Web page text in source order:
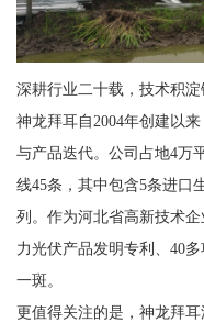
深耕行业二十载，技术积
神龙拜耳自2004年创建以
与产品迭代。公司占地4万
线45条，其中包含5条进口
列。作为河北省高新技术
力光伏产品发明专利、40
一斑。
更值得关注的是，神龙拜